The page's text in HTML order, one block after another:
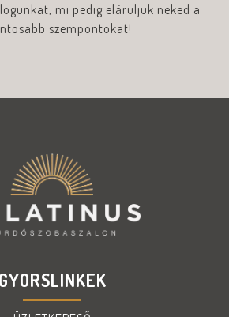
mi pedig eláruljuk neked a
szempontokat!
GYORSLINKEK